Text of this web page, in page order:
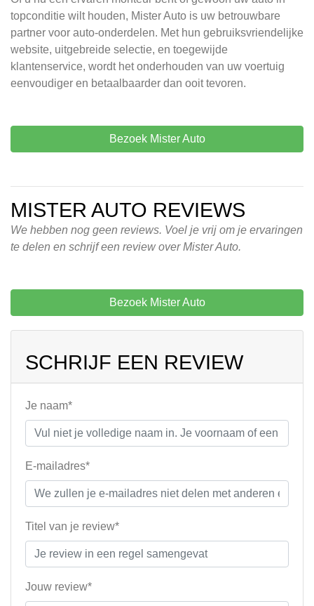
topconditie wilt houden, Mister Auto is uw betrouwbare
partner voor auto-onderdelen. Met hun gebruiksvriendelijke
website, uitgebreide selectie, en toegewijde
klantenservice, wordt het onderhouden van uw voertuig
eenvoudiger en betaalbaarder dan ooit tevoren.
Bezoek Mister Auto
MISTER AUTO REVIEWS
We hebben nog geen reviews. Voel je vrij om je ervaringen
te delen en schrijf een review over Mister Auto.
Bezoek Mister Auto
SCHRIJF EEN REVIEW
Je naam*
E-mailadres*
Titel van je review*
Jouw review*